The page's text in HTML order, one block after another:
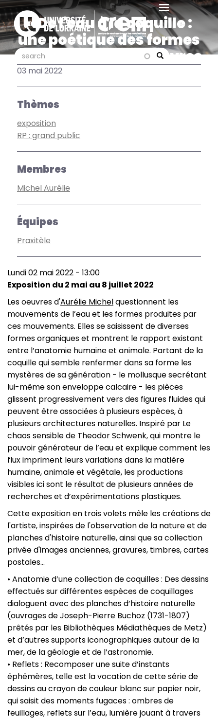
Aller
au
contenu
principal
Search
search search
« De l'eau à la coquille :
une poétique des formes
», exposition des oeuvres
d'Aurélie Michel
03 mai 2022
Thèmes
exposition
RP : grand public
Membres
Michel Aurélie
Équipes
Praxitèle
Lundi 02 mai 2022 - 13:00
Exposition du 2 mai au 8 juillet 2022
Les oeuvres d'Aurélie Michelquestionnent les
mouvements de l’eau et les formes produites par
ces mouvements. Elles se saisissent de diverses
formes organiques et montrent le rapport existant
entre l’anatomie humaine et animale. Partant de la
coquille qui semble renfermer dans sa forme les
mystères de sa génération - le mollusque secrétant
lui-même son enveloppe calcaire - les pièces
glissent progressivement vers des figures fluides qui
peuvent être associées à plusieurs espèces, à
plusieurs architectures naturelles. Inspiré par Le
chaos sensible de Theodor Schwenk, qui montre le
pouvoir générateur de l’eau et explique comment les
flux impriment leurs variations dans la matière
humaine, animale et végétale, les productions
visibles ici sont le résultat de plusieurs années de
recherches et d’expérimentations plastiques.
Cette exposition en trois volets mêle les créations de
l'artiste, inspirées de l'observation de la nature et de
planches d'histoire naturelle, ainsi que sa collection
privée d'images anciennes, gravures, timbres, cartes
postales...
• Anatomie d’une collection de coquilles : Des dessins
effectués sur différentes espèces de coquillages
dialoguent avec des planches d’histoire naturelle
(ouvrages de Joseph-Pierre Buchoz (1731-1807)
prêtés par les Bibliothèques Médiathèques de Metz)
et d’autres supports iconographiques autour de la
mer, de la géologie et de l’astronomie.
• Reflets : Recomposer une suite d’instants
éphémères, telle est la vocation de cette série de
dessins au crayon de couleur blanc sur papier noir,
qui saisit des moments fugaces : ombres de
feuillages, reflets sur l’eau, lumière jouant à travers